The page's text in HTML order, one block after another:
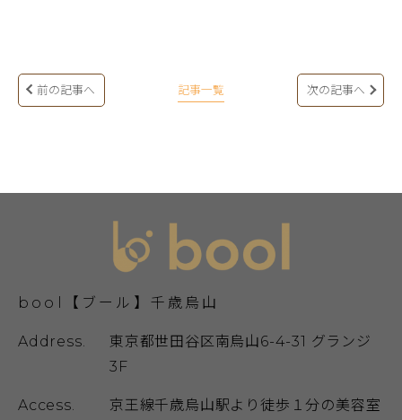
前の記事へ 記事一覧 次の記事へ
bool【ブール】千歳烏山
Address.
東京都世田谷区南烏山6-4-31 グランジ
3F
Access.
京王線千歳烏山駅より徒歩１分の美容室